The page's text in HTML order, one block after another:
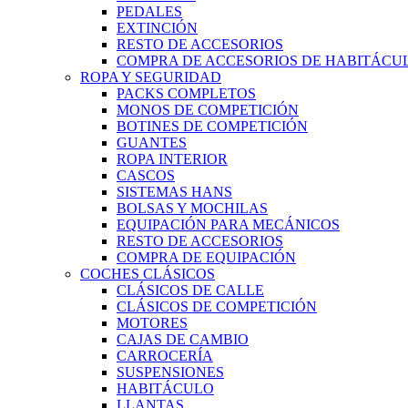
PEDALES
EXTINCIÓN
RESTO DE ACCESORIOS
COMPRA DE ACCESORIOS DE
ROPA Y SEGURIDAD
PACKS COMPLETOS
MONOS DE COMPETICIÓN
BOTINES DE COMPETICIÓN
GUANTES
ROPA INTERIOR
CASCOS
SISTEMAS HANS
BOLSAS Y MOCHILAS
EQUIPACIÓN PARA MECÁNICOS
RESTO DE ACCESORIOS
COMPRA DE EQUIPACIÓN
COCHES CLÁSICOS
CLÁSICOS DE CALLE
CLÁSICOS DE COMPETICIÓN
MOTORES
CAJAS DE CAMBIO
CARROCERÍA
SUSPENSIONES
HABITÁCULO
LLANTAS